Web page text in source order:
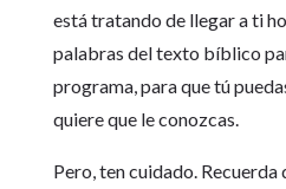
está tratando de llegar a ti
palabras del texto bíblico
programa, para que tú
quiere que le conozcas.
Pero, ten cuidado. Recuerda